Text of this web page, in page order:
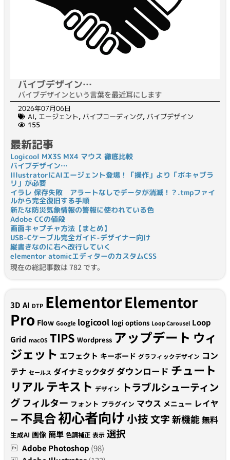
バイブデザイン…
バイブデザインという言葉を最近耳にします
2026年07月06日
AI, エージェント, バイブコーディング, バイブデザイン
155
最新記事
Logicool MX3S MX4 マウス 徹底比較
バイブデザイン…
IllustratorにAIエージェント登場！「操作」より「ボキャブラ
リ」が必要
イラレ 保存失敗 アラートなしでデータが消滅！？.tmpファイ
ルから完全復旧する手順
新たな防災気象情報の警報に使われている色
Adobe CCの値段
画面キャプチャ方法【まとめ】
USB-Cケーブル完全ガイド-デザイナー向け
縦書きなのに右へ改行していく
elementor atomicエディターのカスタムCSS
現在の総記事数は 782 です。
3D AI DTP ElementorElementor
Pro Flow Google logicool logi options Loop Carousel Loop
Grid macOS TIPS Wordpress アップデート ウィ
ジェット エフェクト キーボード グラフィックデザイン コン
テナ セールス ダイナミックタグダウンロード チュート
リアルテキスト デザイン トラブルシューティン
グ フィルター フォント プラグイン マウス メニュー レイヤ
ー 不具合初心者向け小技文字新機能無料
生成AI 画像 簡単 色調補正 表示 選択
Adobe Photoshop (98)